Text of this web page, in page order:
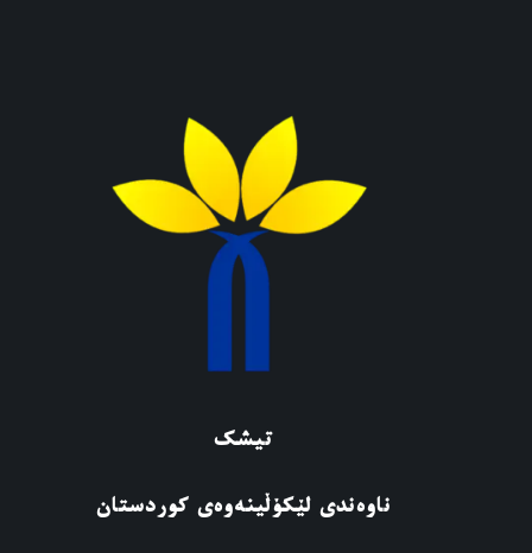
تیشک
ناوەندی لێکۆڵینەوەی کوردستان